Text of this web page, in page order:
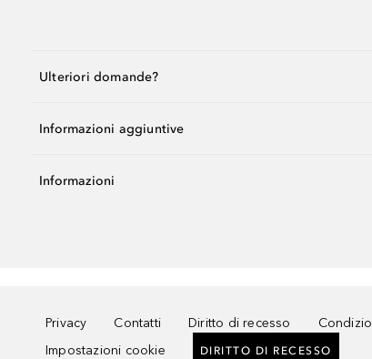
Ulteriori domande?
Informazioni aggiuntive
Informazioni
Privacy Contatti Diritto di recesso
Impostazioni cookie
DIRITTO DI RECESSO